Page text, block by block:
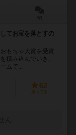
てお宝を落とすの
もちゃ大賞を受賞
積み込んでいき、
ムで...
62
持ってる